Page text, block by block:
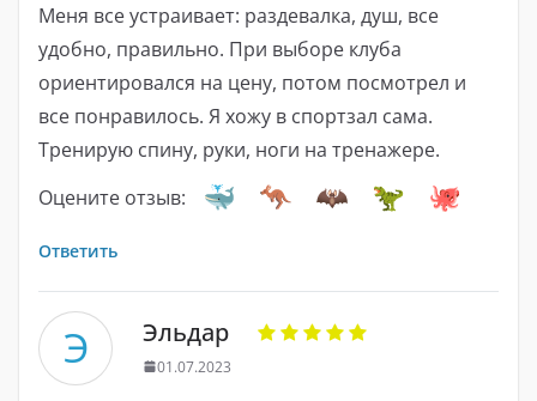
Меня все устраивает: раздевалка, душ, все
удобно, правильно. При выборе клуба
ориентировался на цену, потом посмотрел и
все понравилось. Я хожу в спортзал сама.
Тренирую спину, руки, ноги на тренажере.
Оцените отзыв:
Ответить
Э Эльдар
01.07.2023